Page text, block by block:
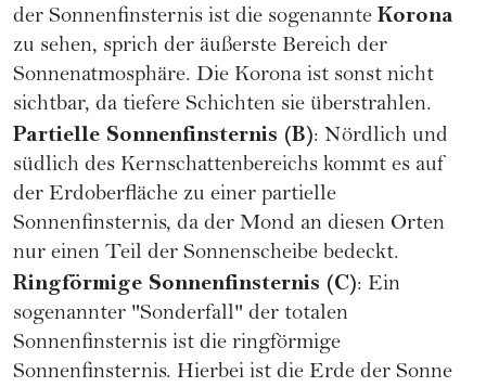
der Sonnenfinsternis ist die sogenannte Korona
zu sehen, sprich der äußerste Bereich der
Sonnenatmosphäre. Die Korona ist sonst nicht
sichtbar, da tiefere Schichten sie überstrahlen.
Partielle Sonnenfinsternis (B): Nördlich und
südlich des Kernschattenbereichs kommt es auf
der Erdoberfläche zu einer partielle
Sonnenfinsternis, da der Mond an diesen Orten
nur einen Teil der Sonnenscheibe bedeckt.
Ringförmige Sonnenfinsternis (C): Ein
sogenannter "Sonderfall" der totalen
Sonnenfinsternis ist die ringförmige
Sonnenfinsternis. Hierbei ist die Erde der Sonne